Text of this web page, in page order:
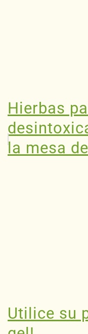
Hierbas
la mesa
Utilice su